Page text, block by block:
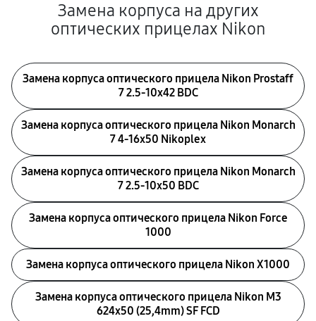
Замена корпуса на других
оптических прицелах Nikon
Замена корпуса оптического прицела Nikon Prostaff
7 2.5-10x42 BDC
Замена корпуса оптического прицела Nikon Monarch
7 4-16x50 Nikoplex
Замена корпуса оптического прицела Nikon Monarch
7 2.5-10x50 BDC
Замена корпуса оптического прицела Nikon Force
1000
Замена корпуса оптического прицела Nikon X1000
Замена корпуса оптического прицела Nikon M3
624x50 (25,4mm) SF FCD